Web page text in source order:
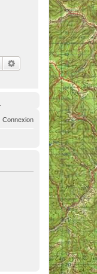
RechercherRecherche avancée
Connexion